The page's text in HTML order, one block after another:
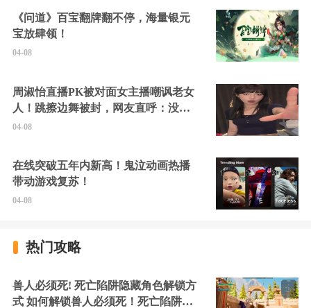
《问道》百宝翻牌翻不停，海量银元
宝放肆领！
04-08
周淑怡直播PK被对面女主播嘲讽老女
人！跳擦边舞被封，网友直呼：没边
硬擦封的好！
04-08
在线突破五年内新高！鬼泣动画热播
带动游戏复苏！
04-08
热门攻略
兽人必须死! 死亡陷阱隐藏角色解锁方
式 如何解锁兽人必须死！死亡陷阱中